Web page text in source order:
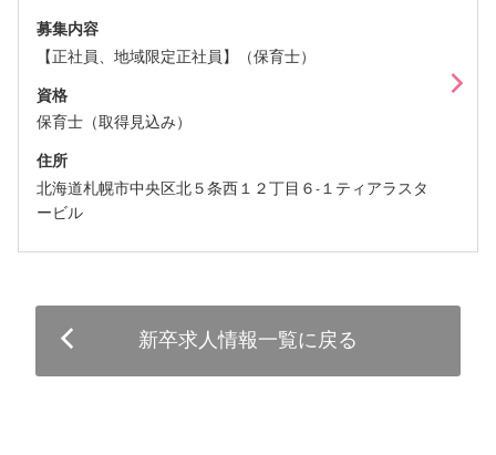
募集内容
【正社員、地域限定正社員】（保育士）
資格
保育士（取得見込み）
住所
北海道札幌市中央区北５条西１２丁目６-１ティアラスタ
ービル
新卒求人情報一覧に戻る